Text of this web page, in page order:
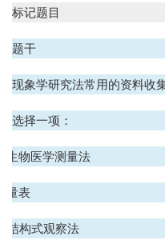
标记题目
题干
现象学研究法常用的资料收
选择一项：
生物医学测量法
量表
结构式观察法